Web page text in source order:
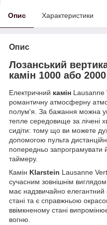
Опис Характеристики
Опис
Лозанський
камін 1000 або
Електричний камін Lausanne
романтичну атмосферну
полум'я. За бажання можна
тепле середовище за лічені
сидіти: тому що ви можете
допомогою пульта
попередньо запрограмувати
таймеру.
Камін Klarstein Lausanne
сучасним зовнішнім
має надзвичайно елегантний
стані та є справжньою
ввімкненому стані
вогню.